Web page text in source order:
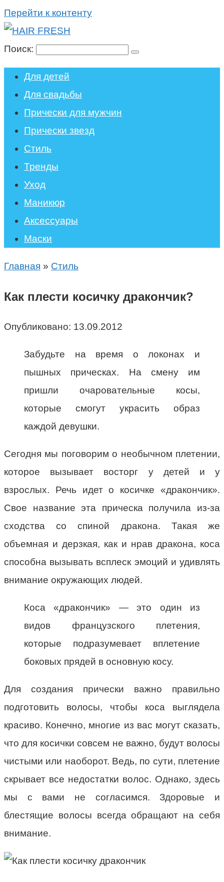
Перейти к контенту
Поиск:
Для детей
Для свадьбы
Прически для мужчин
Прически звезд
Стиль
Тренды
Уход
Маникюр
Аксессуары
Маски
Главная » Стиль
Как плести косичку дракончик?
Опубликовано: 13.09.2012
Забудьте на время о локонах и
пышных прическах. На смену им
пришли очаровательные косы,
которые смогут украсить образ
каждой девушки.
Сегодня мы поговорим о необычном плетении,
которое вызывает восторг у детей и у
взрослых. Речь идет о косичке «дракончик».
Свое название эта прическа получила из-за
сходства со спиной дракона. Такая же
объемная и дерзкая, как и нрав дракона, коса
способна вызывать всплеск эмоций и удивлять
внимание окружающих людей.
Коса «дракончик» — это один из
видов французского плетения,
которые подразумевает вплетение
боковых прядей в основную косу.
Для создания прически важно правильно
подготовить волосы, чтобы коса выглядела
красиво. Конечно, многие из вас могут сказать,
что для косички совсем не важно, будут волосы
чистыми или наоборот. Ведь, по сути, плетение
скрывает все недостатки волос. Однако, здесь
мы с вами не согласимся. Здоровые и
блестящие волосы всегда обращают на себя
внимание.